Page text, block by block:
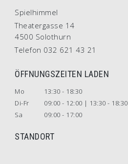
Spielhimmel
Theatergasse 14
4500 Solothurn
Telefon 032 621 43 21
ÖFFNUNGSZEITEN LADEN
Mo
13:30 - 18:30
Di-Fr
09:00 - 12:00 | 13:30 - 18:30
Sa
09:00 - 17:00
STANDORT